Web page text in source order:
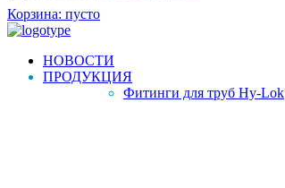
Корзина: пусто
НОВОСТИ
ПРОДУКЦИЯ
Фитинги для труб Hy-Lok